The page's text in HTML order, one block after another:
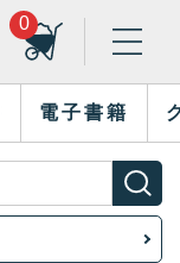
0
電子書籍